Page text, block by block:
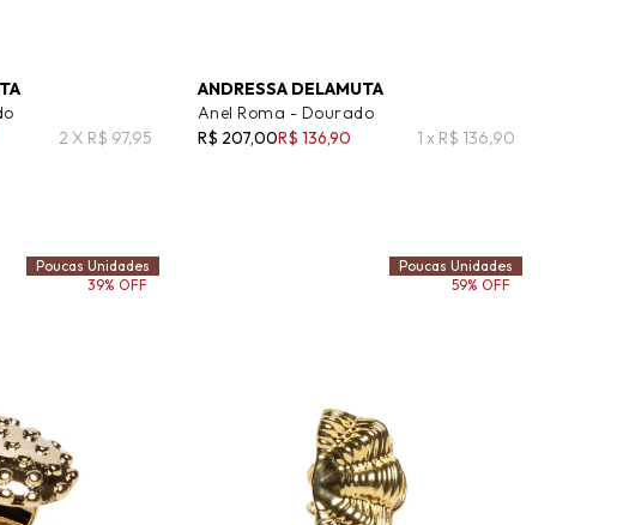
2 X R$ 97,95
ANDRESSA DELAMUTA
Anel Roma - Dourado
R$ 207,00R$ 136,90 1 x R$ 136,90
Poucas Unidades
39% OFF
Poucas Unidades
59% OFF